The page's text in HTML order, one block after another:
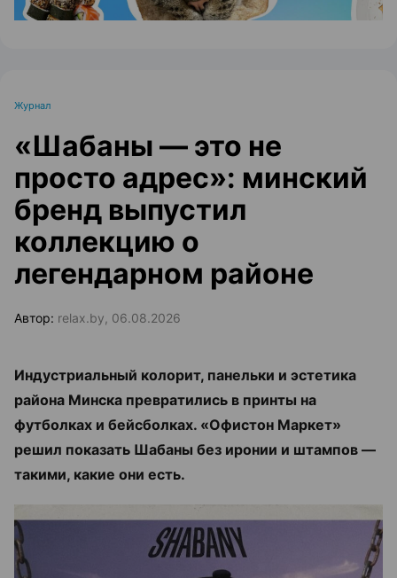
Журнал
«Шабаны — это не
просто адрес»: минский
бренд выпустил
коллекцию о
легендарном районе
Автор: relax.by, 06.08.2026
Индустриальный колорит, панельки и эстетика
района Минска превратились в принты на
футболках и бейсболках. «Офистон Маркет»
решил показать Шабаны без иронии и штампов —
такими, какие они есть.